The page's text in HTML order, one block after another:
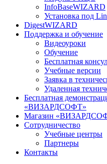
InfoBaseWIZARD
Установка под
DigestWIZARD
Поддержка и обучение
Видеоуроки
Обучение
Бесплатная
Учебные версии
Заявка в
Удаленная
Бесплатная
«ВИЗАРДСОФТ»
Магазин
Сотрудничество
Учебные центры
Партнеры
Контакты